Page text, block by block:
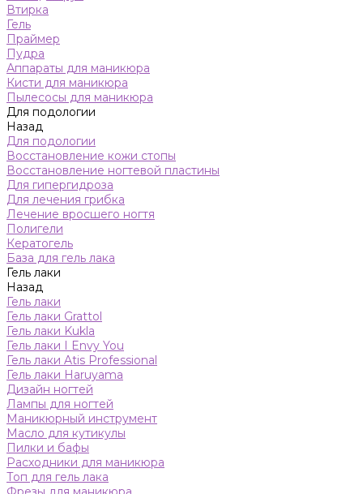
Втирка
Гель
Праймер
Пудра
Аппараты для маникюра
Кисти для маникюра
Пылесосы для маникюра
Для подологии
Назад
Для подологии
Восстановление кожи стопы
Восстановление ногтевой пластины
Для гипергидроза
Для лечения грибка
Лечение вросшего ногтя
Полигели
Кератогель
База для гель лака
Гель лаки
Назад
Гель лаки
Гель лаки Grattol
Гель лаки Kukla
Гель лаки I Envy You
Гель лаки Atis Professional
Гель лаки Haruyama
Дизайн ногтей
Лампы для ногтей
Маникюрный инструмент
Масло для кутикулы
Пилки и бафы
Расходники для маникюра
Топ для гель лака